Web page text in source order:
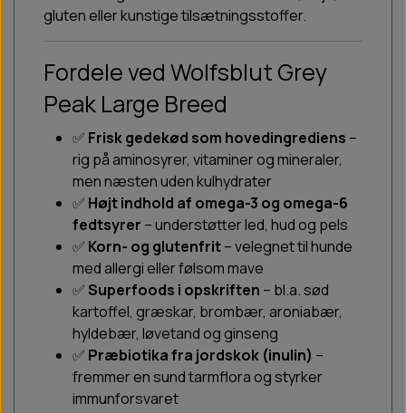
gluten eller kunstige tilsætningsstoffer.
Fordele ved Wolfsblut Grey
Peak Large Breed
✅ Frisk gedekød som hovedingrediens –
rig på aminosyrer, vitaminer og mineraler,
men næsten uden kulhydrater
✅ Højt indhold af omega-3 og omega-6
fedtsyrer – understøtter led, hud og pels
✅ Korn- og glutenfrit– velegnet til hunde
med allergi eller følsom mave
✅Superfoods i opskriften – bl.a. sød
kartoffel, græskar, brombær, aroniabær,
hyldebær, løvetand og ginseng
✅ Præbiotika fra jordskok (inulin) –
fremmer en sund tarmflora og styrker
immunforsvaret